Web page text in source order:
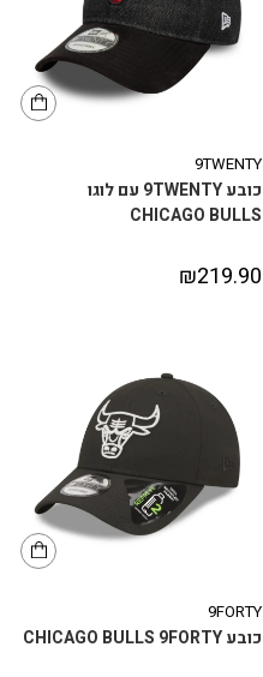
9TWENTY
כובע 9TWENTY עם לוגו
CHICAGO BULLS
₪219.90
9FORTY
כובע CHICAGO BULLS 9FORTY